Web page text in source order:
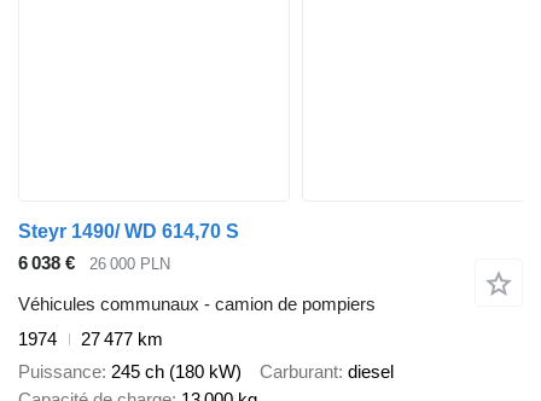
Steyr 1490/ WD 614,70 S
6 038 €
26 000 PLN
Véhicules communaux - camion de pompiers
1974
27 477 km
Puissance 245 ch (180 kW) Carburant diesel